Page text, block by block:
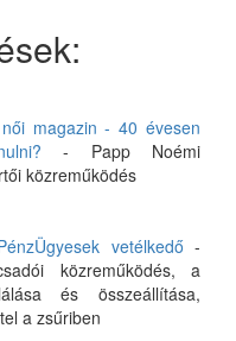
női magazin - 40 évesen
- Papp Noémi
közreműködés
vetélkedő -
közreműködés, a
és összeállítása,
a zsűriben